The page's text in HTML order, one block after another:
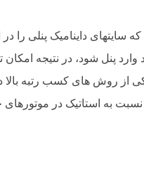
که سایتهای داینامیک پنلی را
پنل شود، در نتیجه
از روش های کسب رتبه
نسبت به استاتیک در